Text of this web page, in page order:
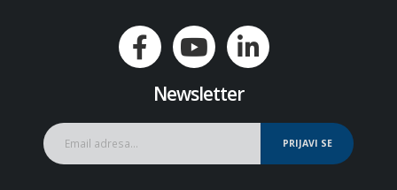
Newsletter
PRIJAVI SE